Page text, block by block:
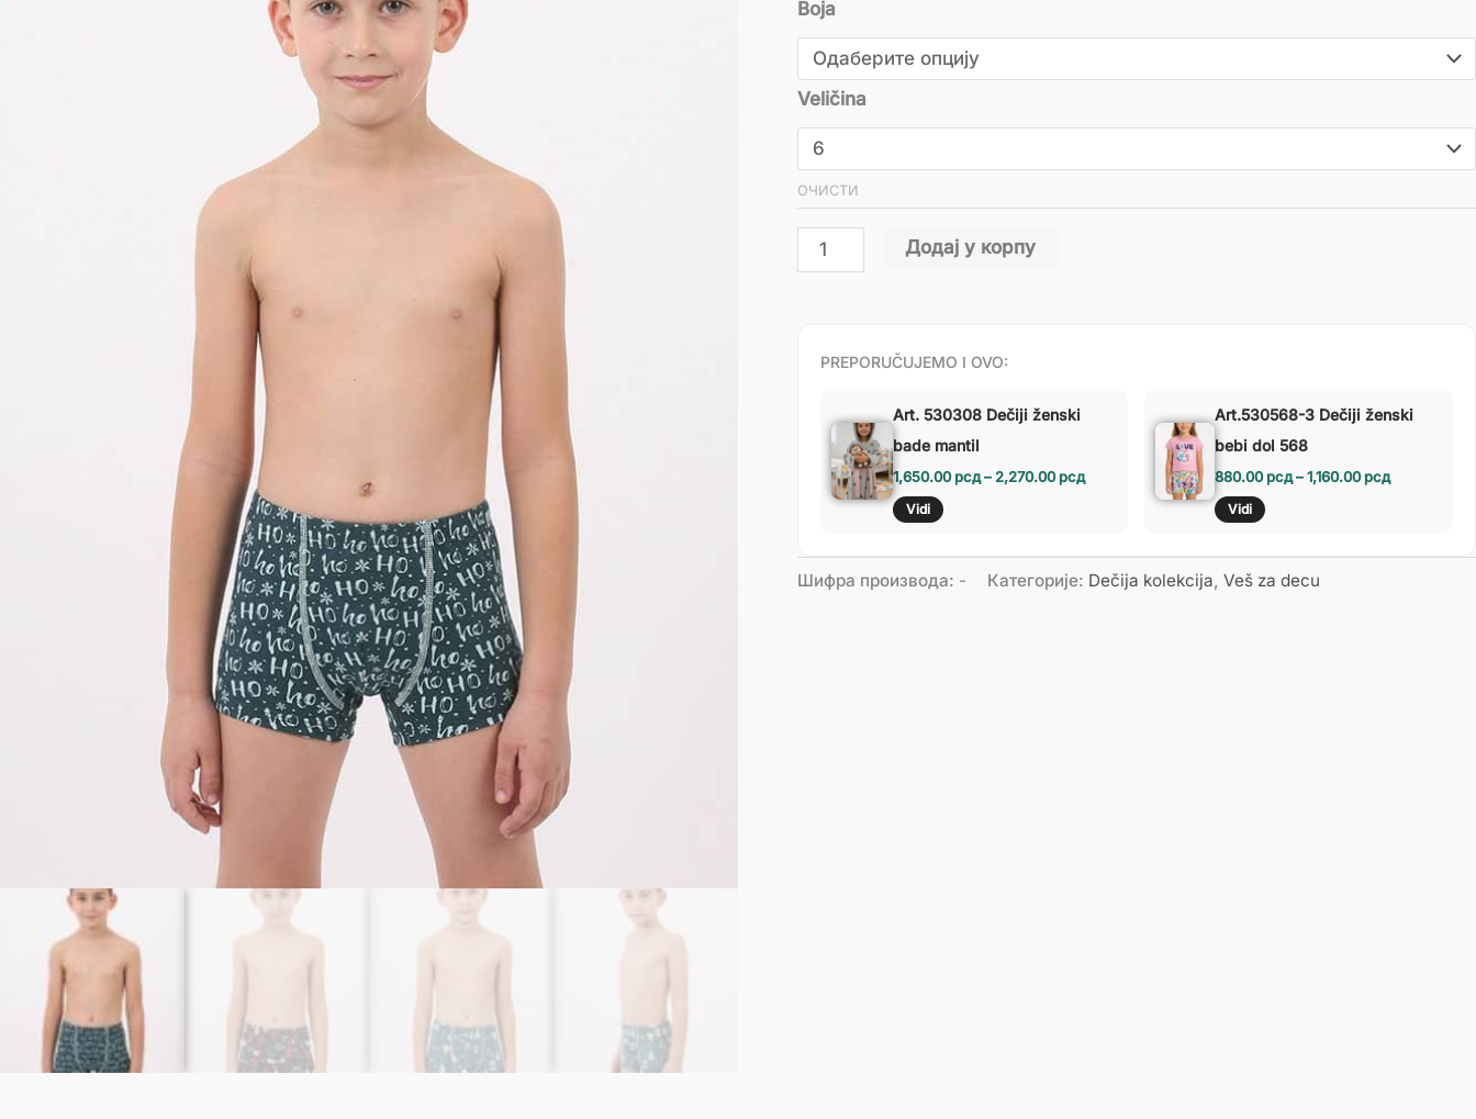
Boja
Veličina
ОЧИСТИ
Додај у корпу
PREPORUČUJEMO I OVO:
Art. 530308 Dečiji ženski
bade mantil
1,650.00рсд– 2,270.00рсд
Vidi
Art.530568-3 Dečiji ženski
bebi dol 568
880.00рсд–1,160.00рсд
Vidi
Шифра производа: - Категорије: Dečija kolekcija, Veš za decu